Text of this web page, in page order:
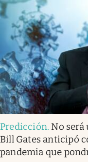
Predicción. No será
Bill Gates anticipó
pandemia que